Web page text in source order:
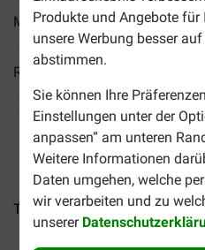
Produkte und Angebote für
unsere Werbung besser
abstimmen.
Sie können Ihre
Einstellungen unter der
anpassen“ am unteren
Weitere Informationen
Daten umgehen, welche
wir verarbeiten und zu
unserer
Mehr Produktinfos
Reviews
Trixie Hunderampe Petwalk...